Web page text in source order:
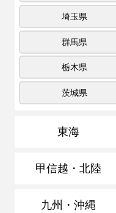
埼玉県
群馬県
栃木県
茨城県
東海
甲信越・北陸
九州・沖縄